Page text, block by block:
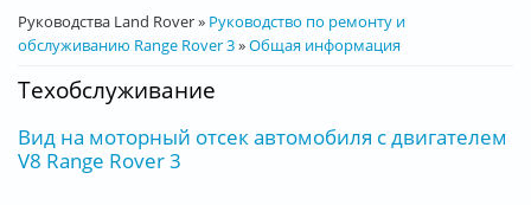
Вы здесь
Руководства Land Rover» Руководство по ремонту и
обслуживанию Range Rover 3»Общая информация
Техобслуживание
Вид на моторный отсек автомобиля с двигателем
V8 Range Rover 3